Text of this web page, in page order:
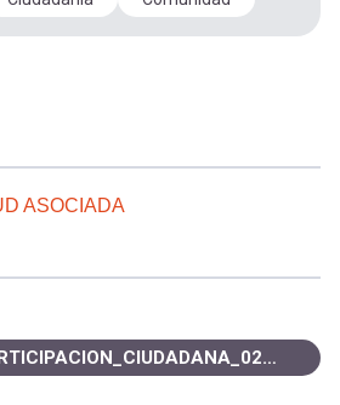
ASOCIADA
FORMAS_DE_PARTICIPACION_CIUDADANA_02_WEB.jpg